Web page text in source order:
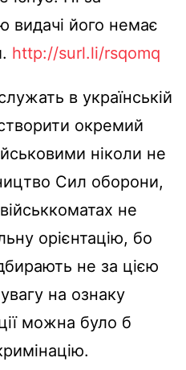
видачі його немає
http://surl.li/rsqomq
в українській
окремий
ніколи не
Сил оборони,
не
орієнтацію, бо
не за цією
на ознаку
можна було б